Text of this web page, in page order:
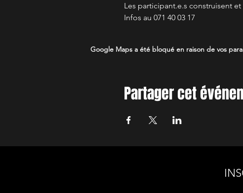
Les participant.e.s construisent
Infos au 071 40 03 17
Google Maps a été bloqué en raison de vos
Partager cet